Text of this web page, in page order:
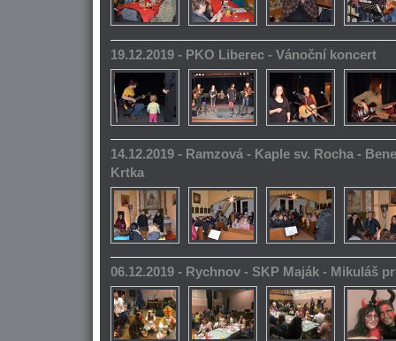
19.12.2019 - PKO Liberec - Vánoční koncert
14.12.2019 - Ramzová - Kaple sv. Rocha -
Krtka
06.12.2019 - Rychnov - SKP Maják - Mikuláš